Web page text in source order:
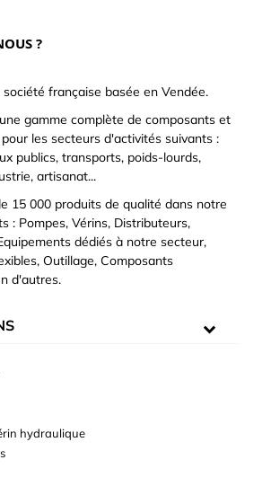
?
française basée en Vendée.
gamme complète de composants et
les secteurs d'activités suivants :
publics, transports, poids-lourds,
artisanat...
15 000 produits de qualité dans notre
: Pompes, Vérins, Distributeurs,
dédiés à notre secteur,
Outillage, Composants
d'autres.
hydraulique